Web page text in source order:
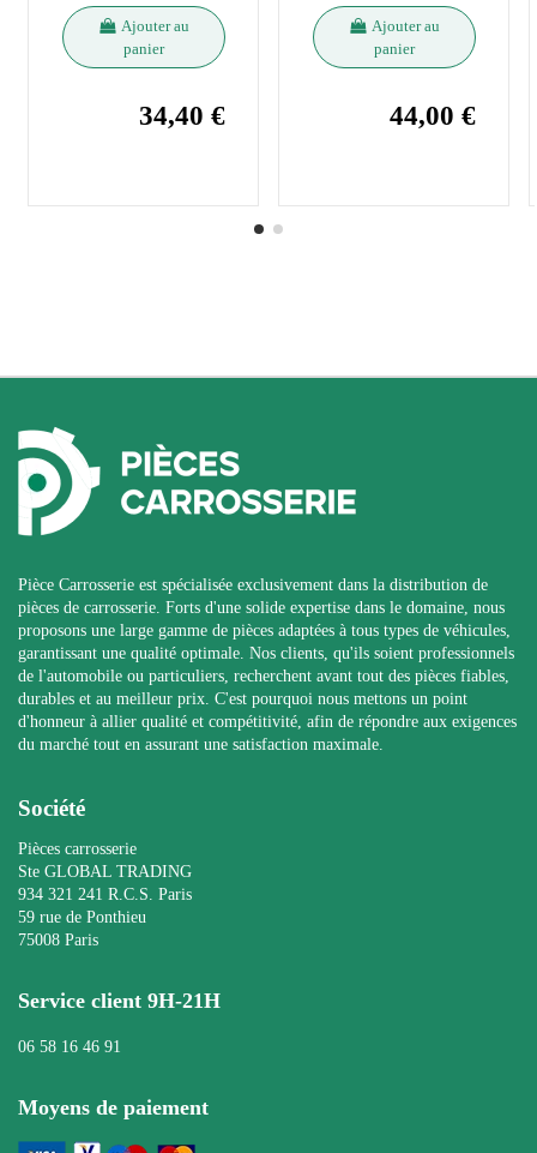
Ajouter au
panier
34,40 €
Ajouter au
panier
44,00 €
Pièce Carrosserie est spécialisée exclusivement dans la distribution de
pièces de carrosserie. Forts d'une solide expertise dans le domaine, nous
proposons une large gamme de pièces adaptées à tous types de véhicules,
garantissant une qualité optimale. Nos clients, qu'ils soient professionnels
de l'automobile ou particuliers, recherchent avant tout des pièces fiables,
durables et au meilleur prix. C'est pourquoi nous mettons un point
d'honneur à allier qualité et compétitivité, afin de répondre aux exigences
du marché tout en assurant une satisfaction maximale.
Société
Pièces carrosserie
Ste GLOBAL TRADING
934 321 241 R.C.S. Paris
59 rue de Ponthieu
75008 Paris
Service client 9H-21H
06 58 16 46 91
Moyens de paiement